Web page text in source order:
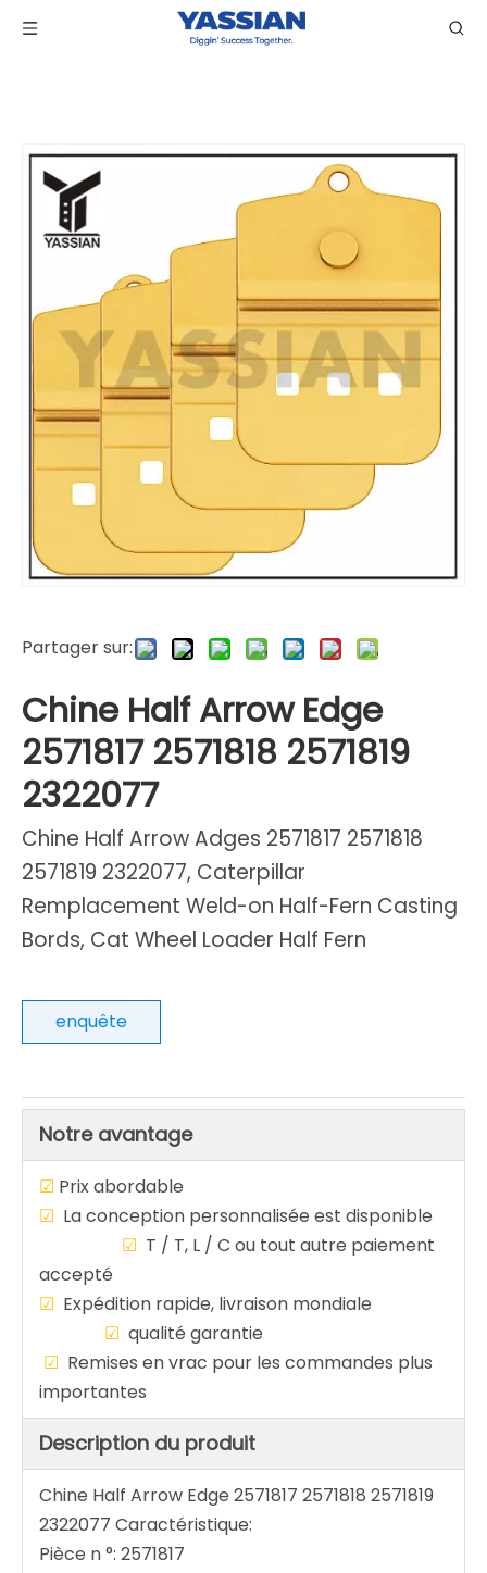
Partager sur:
Chine Half Arrow Edge
2571817 2571818 2571819
2322077
Chine Half Arrow Adges 2571817 2571818
2571819 2322077, Caterpillar
Remplacement Weld-on Half-Fern Casting
Bords, Cat Wheel Loader Half Fern
enquête
Notre avantage
☑ Prix abordable
☑ La conception personnalisée est disponible
☑ T / T, L / C ou tout autre paiement
accepté
☑ Expédition rapide, livraison mondiale
☑ qualité garantie
☑ Remises en vrac pour les commandes plus
importantes
Description du produit
Chine Half Arrow Edge 2571817 2571818 2571819
2322077 Caractéristique:
Pièce n °: 2571817